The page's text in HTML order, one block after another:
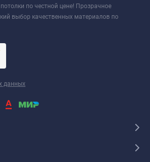
по честной цене! Прозрачное
выбор качественных материалов по
данных